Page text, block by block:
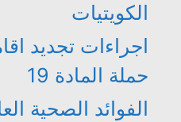
الكويتيات
اجراءات تجديد
حملة المادة 19
الفوائد الصحية